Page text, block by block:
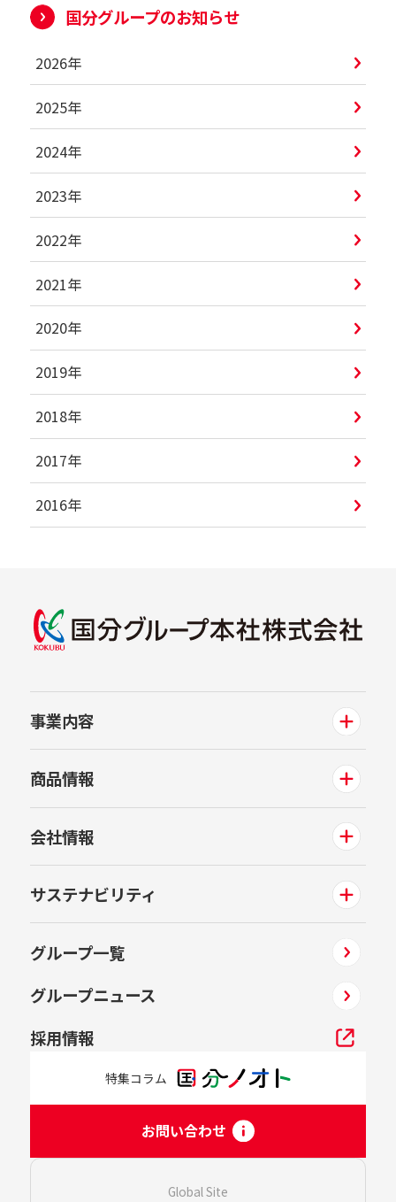
国分グループのお知らせ
2026年
2025年
2024年
2023年
2022年
2021年
2020年
2019年
2018年
2017年
2016年
事業内容
商品情報
会社情報
サステナビリティ
グループ一覧
グループニュース
採用情報
特集コラム
お問い合わせ
Global Site